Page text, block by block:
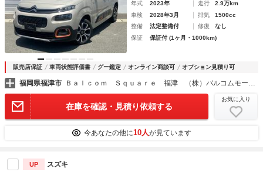
年式 2023年 走行
2.9万km
車検
2028年3月 排気
1500cc
整備
法定整備付 修復
なし
保証
保証付 (1ヶ月・1000km)
販売店保証 車両状態評価書 グー鑑定 オンライン商談可 オプション見積り可
福岡県福津市
在庫を確認・見積り依頼する
お気に入り
今あなたの他に10人が見ています
UP スズキ